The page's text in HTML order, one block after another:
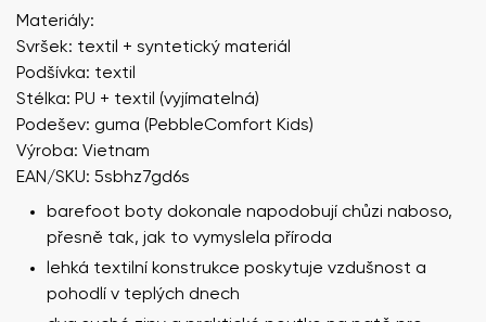
Materiály:
Svršek: textil + syntetický materiál
Podšívka: textil
Stélka: PU + textil (vyjímatelná)
Podešev: guma (PebbleComfort Kids)
Výroba: Vietnam
EAN/SKU: 5sbhz7gd6s
barefoot boty dokonale napodobují chůzi naboso,
přesně tak, jak to vymyslela příroda
lehká textilní konstrukce poskytuje vzdušnost a
pohodlí v teplých dnech